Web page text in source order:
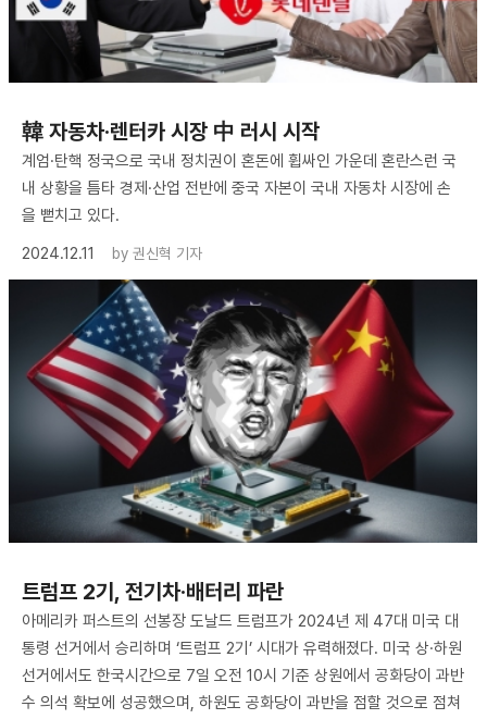
韓 자동차·렌터카 시장 中 러시 시작
계엄·탄핵 정국으로 국내 정치권이 혼돈에 휩싸인 가운데 혼란스런 국
내 상황을 틈타 경제·산업 전반에 중국 자본이 국내 자동차 시장에 손
을 뻗치고 있다.
2024.12.11
by 권신혁 기자
트럼프 2기, 전기차·배터리 파란
아메리카 퍼스트의 선봉장 도날드 트럼프가 2024년 제 47대 미국 대
통령 선거에서 승리하며 ‘트럼프 2기’ 시대가 유력해졌다. 미국 상·하원
선거에서도 한국시간으로 7일 오전 10시 기준 상원에서 공화당이 과반
수 의석 확보에 성공했으며, 하원도 공화당이 과반을 점할 것으로 점쳐